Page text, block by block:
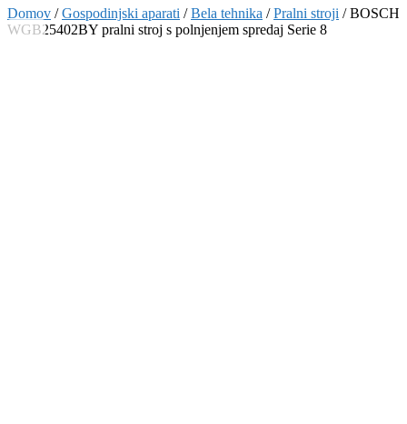
Domov /Gospodinjski aparati /Bela tehnika /Pralni stroji /BOSCH
WGB25402BY pralni stroj s polnjenjem spredaj Serie 8